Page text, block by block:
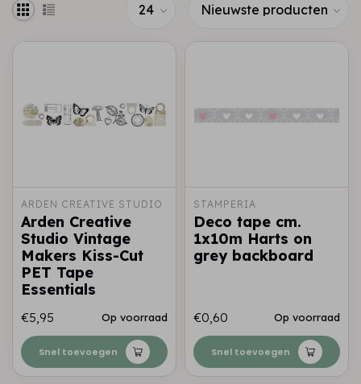
ARDEN CREATIVE STUDIO
Arden Creative
Studio Vintage
Makers Kiss-Cut
PET Tape
Essentials
€5,95 Op voorraad
Snel toevoegen
STAMPERIA
Deco tape cm.
1x10m Harts on
grey backboard
€0,60 Op voorraad
Snel toevoegen